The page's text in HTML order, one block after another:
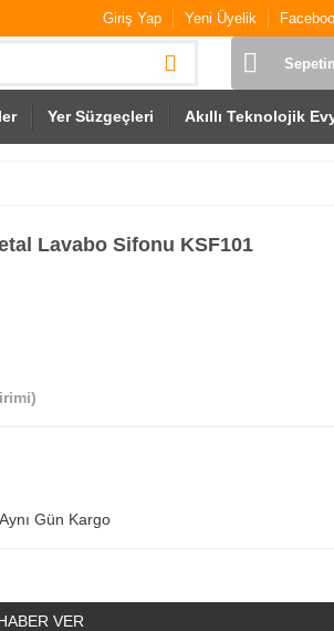
Giriş Yap Yeni Üyelik
Yer Süzgeçleri Akıllı Teknolojik
Lavabo Sifonu KSF101
Aynı Gün Kargo
VER